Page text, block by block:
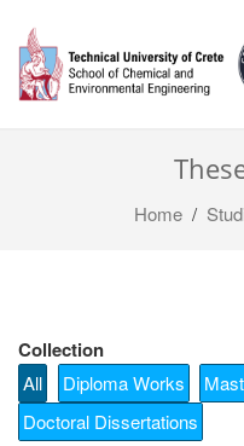
Home/
Collection
All Diploma Works
Doctoral Dissertations